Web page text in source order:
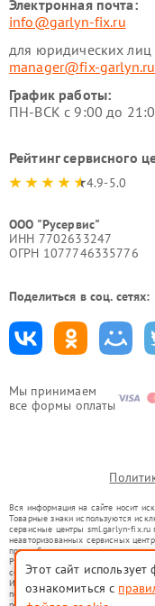
Мы принимаем
все формы оплаты
Электронная почта:
info@garlyn-fix.ru
для юридических лиц
manager@fix-garlyn.ru
График работы:
ПН-ВСК с 9:00 до
Рейтинг сервисного
4.9-5.0
ООО "Русервис"
ИНН 7702633247
ОГРН 1077746335776
Поделиться в соц. сетях:
Вся информация на сайте носит
Товарные знаки используются
сервисные центры sml.garlyn-fix.ru
неавторизованных сервисных
правообладателями товарных
Ремонт осуществляется для
со статьей 1487 ГК РФ.
Использование товарных знаков не
потребителей в заблуждение, а
Этот сайт
ознакомиться с